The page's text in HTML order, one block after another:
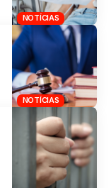
NOTÍCIAS
NOTÍCIAS